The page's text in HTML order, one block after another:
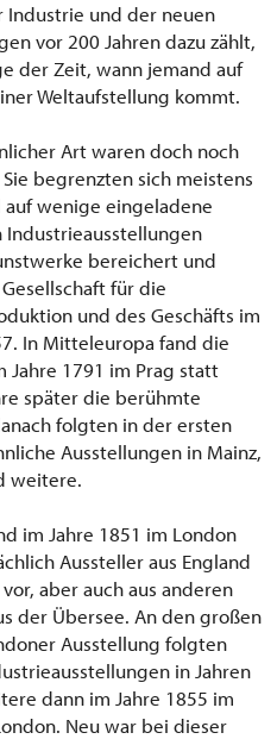
Industrie und der neuen
vor 200 Jahren dazu zählt,
der Zeit, wann jemand auf
Weltaufstellung kommt.
Art waren doch noch
begrenzten sich meistens
auf wenige eingeladene
Industrieausstellungen
bereichert und
für die
und des Geschäfts im
In Mitteleuropa fand die
1791 im Prag statt
später die berühmte
folgten in der ersten
Ausstellungen in Mainz,
weitere.
im Jahre 1851 im London
Aussteller aus England
aber auch aus anderen
der Übersee. An den großen
Ausstellung folgten
in Jahren
dann im Jahre 1855 im
Neu war bei dieser